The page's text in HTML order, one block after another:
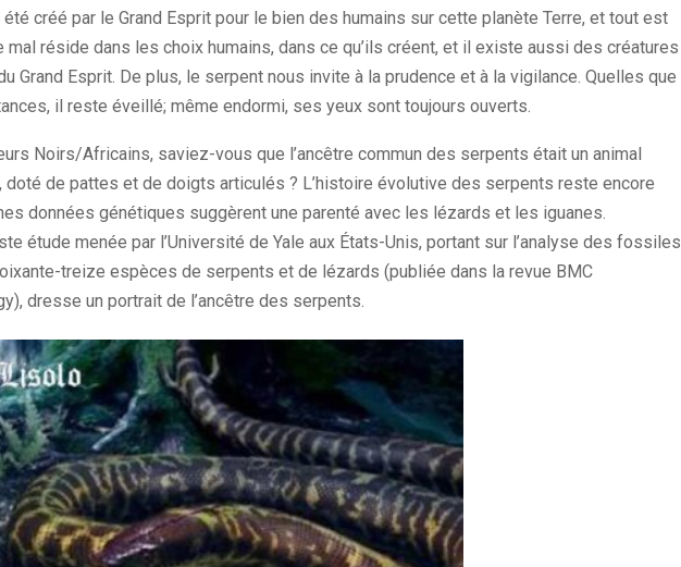
été créé par le Grand Esprit pour le bien des humains sur cette planète Terre, et tout est
mal réside dans les choix humains, dans ce qu’ils créent, et il existe aussi des créatures
Grand Esprit. De plus, le serpent nous invite à la prudence et à la vigilance. Quelles que
il reste éveillé; même endormi, ses yeux sont toujours ouverts.
Noirs/Africains, saviez-vous que l’ancêtre commun des serpents était un animal
doté de pattes et de doigts articulés ? L’histoire évolutive des serpents reste encore
données génétiques suggèrent une parenté avec les lézards et les iguanes.
étude menée par l’Université de Yale aux États-Unis, portant sur l’analyse des fossiles
treize espèces de serpents et de lézards (publiée dans la revue BMC
dresse un portrait de l’ancêtre des serpents.